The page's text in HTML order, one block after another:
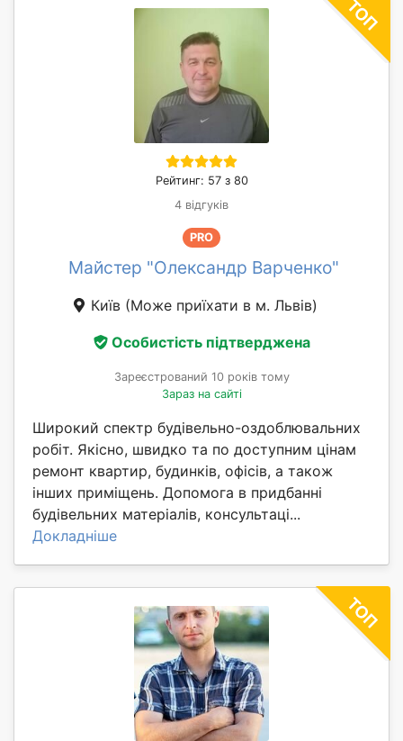
Рейтинг: 57 з 80
4 відгуків
PRO
Майстер "Олександр Варченко"
Київ (Може приїхати в м. Львів)
Особистість підтверджена
Зареєстрований 10 років тому
Зараз на сайті
Широкий спектр будівельно-оздоблювальних
робіт. Якісно, швидко та по доступним цінам
ремонт квартир, будинків, офісів, а також
інших приміщень. Допомога в придбанні
будівельних матеріалів, консультаці...
Докладніше